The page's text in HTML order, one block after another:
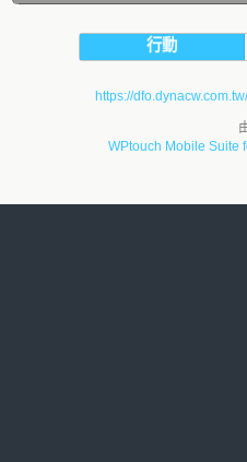
行動
https://
WPtouch Mobile Suite